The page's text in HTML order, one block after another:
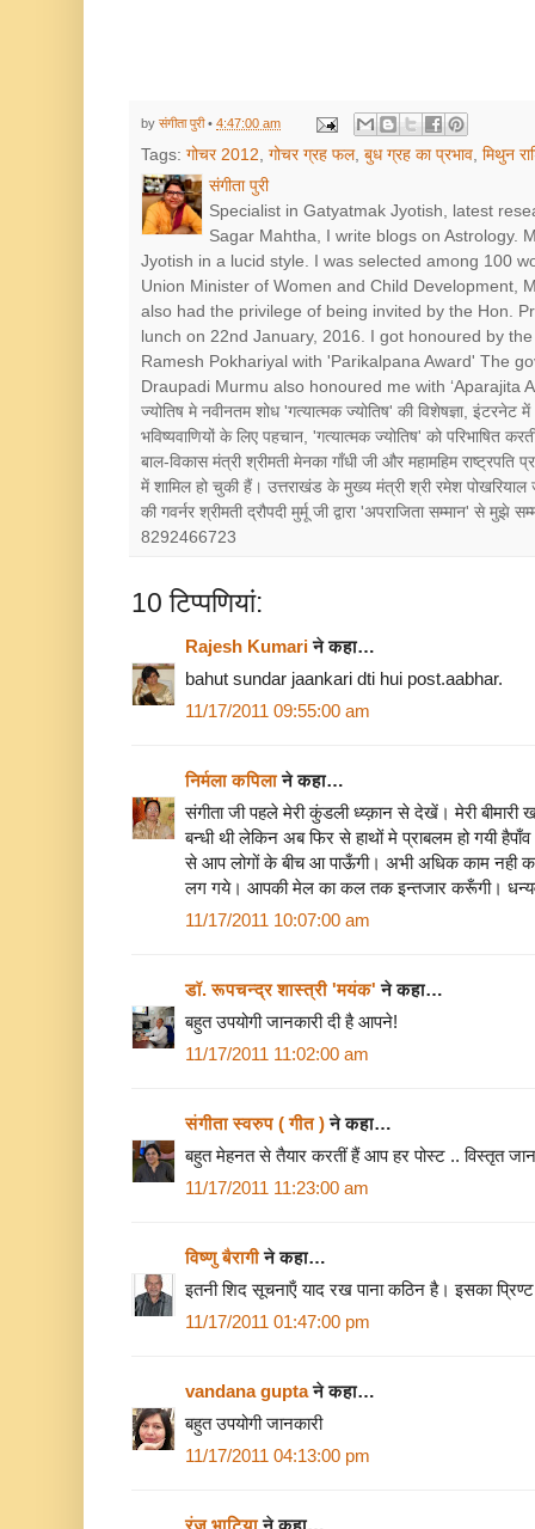
by संगीता पुरी• 4:47:00 am
Tags: गोचर 2012, गोचर ग्रह फल, बुध ग्रह का प्रभाव, मिथुन
संगीता पुरी
Specialist in Gatyatmak Jyotish, latest
Sagar Mahtha, I write blogs on Astrology.
Jyotish in a lucid style. I was selected among 100
Union Minister of Women and Child Development,
also had the privilege of being invited by the Hon.
lunch on 22nd January, 2016. I got honoured by
Ramesh Pokhariyal with 'Parikalpana Award' The
Draupadi Murmu also honoured me with ‘Aparajita
ज्योतिष मे नवीनतम शोध 'गत्यात्मक ज्योतिष' की विशेषज्ञा,
भविष्यवाणियों के लिए पहचान, 'गत्यात्मक ज्योतिष' को परिभाषित
बाल-विकास मंत्री श्रीमती मेनका गाँधी जी और महामहिम
में शामिल हो चुकी हैं। उत्तराखंड के मुख्य मंत्री श्री रमेश पोखरियाल
की गवर्नर श्रीमती द्रौपदी मुर्मू जी द्वारा 'अपराजिता सम्मान' से
8292466723
10 टिप्‍पणियां:
Rajesh Kumariने कहा…
bahut sundar jaankari dti hui post.aabhar.
11/17/2011 09:55:00 am
निर्मला कपिलाने कहा…
संगीता जी पहले मेरी कुंडली ध्य्क़ान से देखें। मेरी
बन्धी थी लेकिन अब फिर से हाथों मे प्राबलम हो गयी
से आप लोगों के बीच आ पाऊँगी। अभी अधिक काम नही
लग गये। आपकी मेल का कल तक इन्तजार करूँगी।
11/17/2011 10:07:00 am
डॉ. रूपचन्द्र शास्त्री 'मयंक' ने कहा…
बहुत उपयोगी जानकारी दी है आपने!
11/17/2011 11:02:00 am
संगीता स्वरुप ( गीत )ने कहा…
बहुत मेहनत से तैयार करतीं हैं आप हर पोस्ट .. विस्तृत
11/17/2011 11:23:00 am
विष्णु बैरागीने कहा…
इतनी शिद सूचनाऍं याद रख पाना कठिन है। इसका
11/17/2011 01:47:00 pm
vandana guptaने कहा…
बहुत उपयोगी जानकारी
11/17/2011 04:13:00 pm